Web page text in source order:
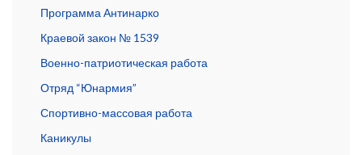
Программа Антинарко
Краевой закон № 1539
Военно-патриотическая работа
Отряд “Юнармия”
Спортивно-массовая работа
Каникулы